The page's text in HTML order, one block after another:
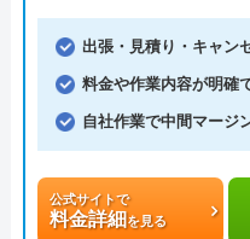
出張・見積り・キャン
料金や作業内容が明確
自社作業で中間マージ
公式サイトで
料金詳細を見る